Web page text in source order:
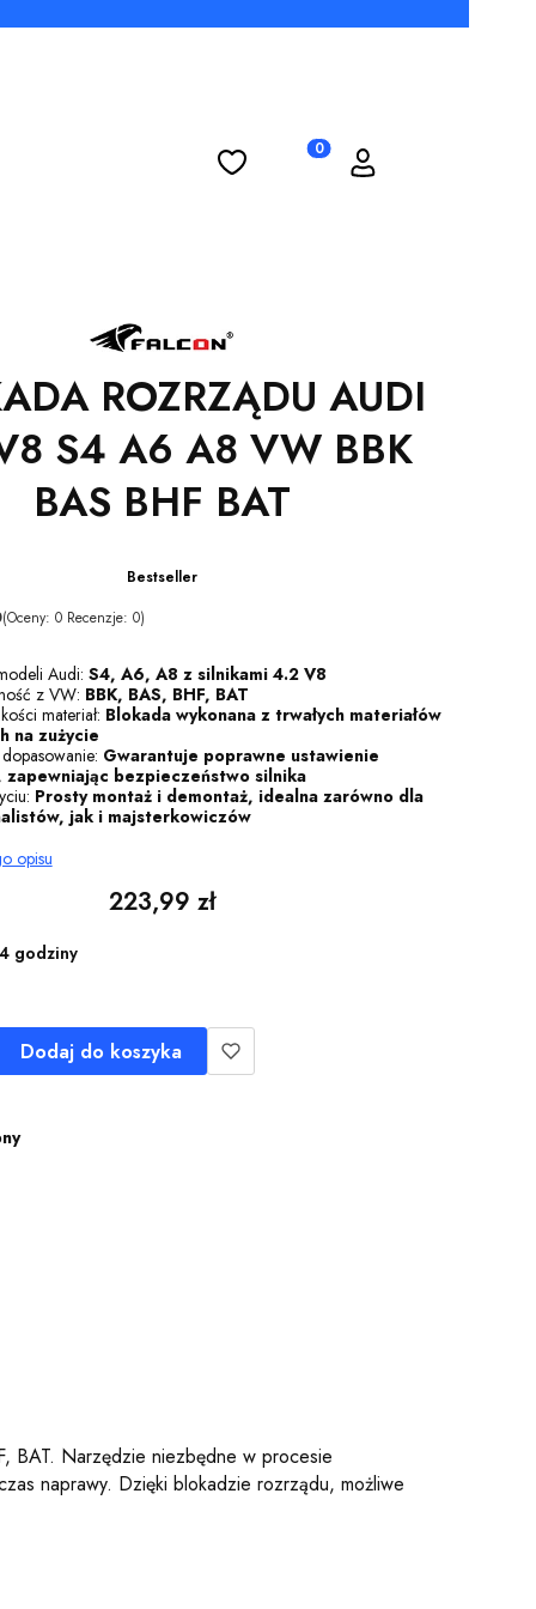
Ulubione Produkty w koszyku: 0.
Koszyk Zaloguj się
ROZRZĄDU AUDI
S4 A6 A8 VW BBK
BAS BHF BAT
Bestseller
(Oceny: 0 Recenzje: 0)
Audi: S4, A6, A8 z silnikami 4.2 V8
z VW: BBK, BAS, BHF, BAT
materiał: Blokada wykonana z trwałych materiałów
na zużycie
Gwarantuje poprawne ustawienie
bezpieczeństwo silnika
Prosty montaż i demontaż, idealna zarówno dla
jak i majsterkowiczów
opisu
Cena
223,99 zł
godziny
Dodaj do koszyka
BAT. Narzędzie niezbędne w procesie
naprawy. Dzięki blokadzie rozrządu, możliwe